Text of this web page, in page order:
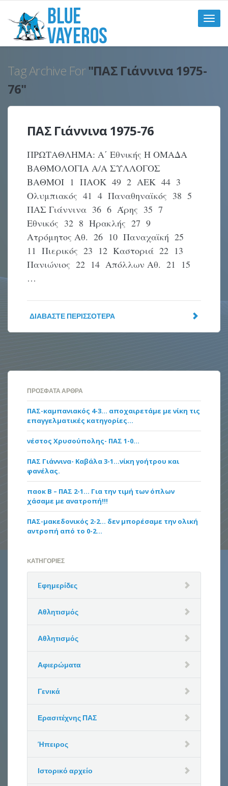
Toggle
Tag Archive For"ΠΑΣ Γιάννινα 1975-
76"
ΠΑΣ Γιάννινα 1975-76
ΠΡΩΤΑΘΛΗΜΑ: Α΄ Εθνικής Η ΟΜΑΔΑ
ΒΑΘΜΟΛΟΓΙΑ Α/Α ΣΥΛΛΟΓΟΣ
ΒΑΘΜΟΙ 1 ΠΑΟΚ 49 2 ΑΕΚ 44 3
Ολυμπιακός 41 4 Παναθηναϊκός 38 5
ΠΑΣ Γιάννινα 36 6 Άρης 35 7
Εθνικός 32 8 Ηρακλής 27 9
Ατρόμητος Αθ. 26 10 Παναχαϊκή 25
11 Πιερικός 23 12 Καστοριά 22 13
Πανιώνιος 22 14 Απόλλων Αθ. 21 15
…
ΔΙΑΒΆΣΤΕ ΠΕΡΙΣΣΌΤΕΡΑ
ΠΡΌΣΦΑΤΑ ΆΡΘΡΑ
ΠΑΣ-καμπανιακός 4-3… αποχαιρετάμε με νίκη τις
επαγγελματικές κατηγορίες…
νέστος Χρυσούπολης- ΠΑΣ 1-0…
ΠΑΣ Γιάννινα- Καβάλα 3-1…νίκη γοήτρου και
φανέλας.
παοκ Β – ΠΑΣ 2-1… Για την τιμή των όπλων
χάσαμε με ανατροπή!!!
ΠΑΣ-μακεδονικός 2-2… δεν μπορέσαμε την ολική
αντροπή από το 0-2…
KΑΤΗΓΟΡΊΕΣ
Eφημερίδες
Αθλητισμός
Αθλητισμός
Αφιερώματα
Γενικά
Ερασιτέχνης ΠΑΣ
Ήπειρος
Ιστορικό αρχείο